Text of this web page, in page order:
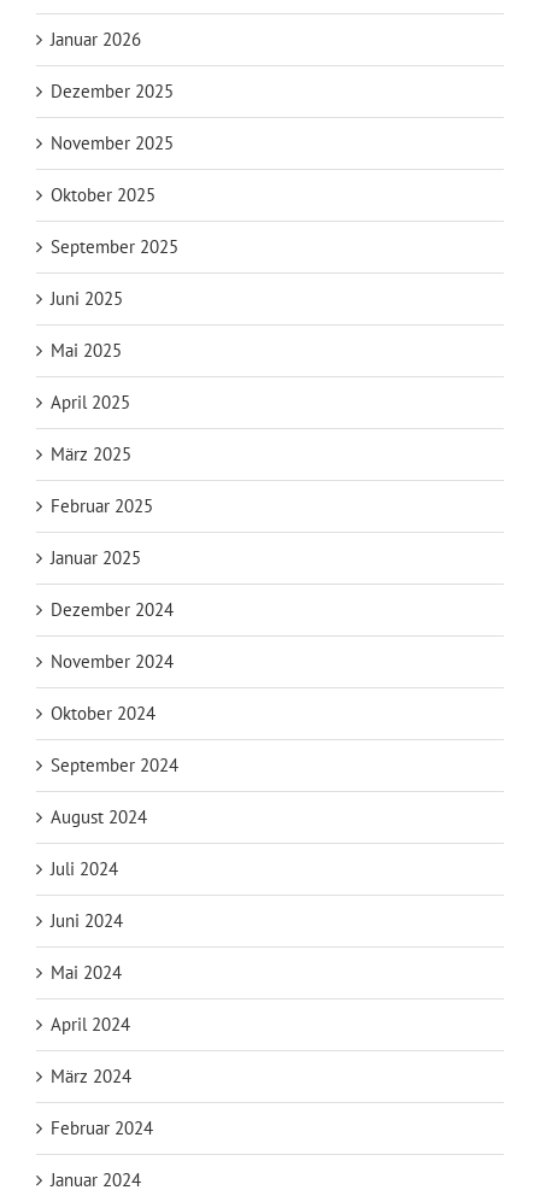
Januar 2026
Dezember 2025
November 2025
Oktober 2025
September 2025
Juni 2025
Mai 2025
April 2025
März 2025
Februar 2025
Januar 2025
Dezember 2024
November 2024
Oktober 2024
September 2024
August 2024
Juli 2024
Juni 2024
Mai 2024
April 2024
März 2024
Februar 2024
Januar 2024